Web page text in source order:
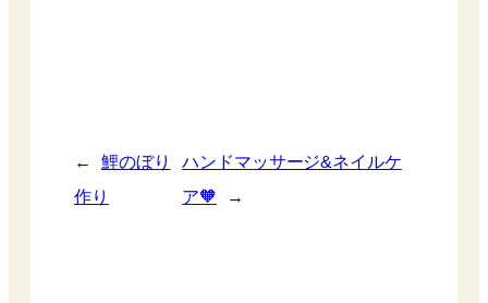
←
鯉のぼり
作り
ハンドマッサージ&ネイルケ
ア🧡
→